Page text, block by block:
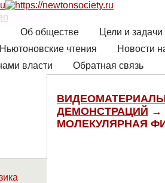
Об обществе
Цели и
чтения
Новости
власти
Обратная связь
ДЕМОНСТРАЦИЙ →
МОЛЕКУЛЯРНАЯ